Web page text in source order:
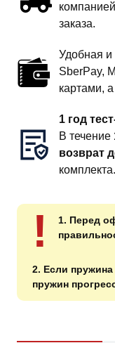
заказа.
Удобная и
SberPay,
картами,
1 год
В течение
возврат
комплекта.
!
1. Перед
2. Если пружина
пружин